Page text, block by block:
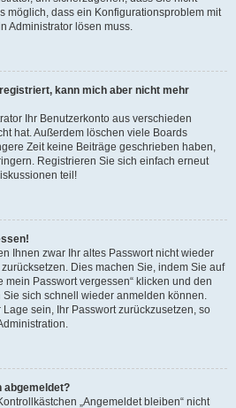
möglich, dass ein Konfigurationsproblem mit
Administrator lösen muss.
kann mich aber nicht mehr
Ihr Benutzerkonto aus verschieden
hat. Außerdem löschen viele Boards
Zeit keine Beiträge geschrieben haben,
Registrieren Sie sich einfach erneut
teil!
Ihnen zwar Ihr altes Passwort nicht wieder
Dies machen Sie, indem Sie auf
mein Passwort vergessen“ klicken und den
sich schnell wieder anmelden können.
sein, Ihr Passwort zurückzusetzen, so
abgemeldet?
„Angemeldet bleiben“ nicht